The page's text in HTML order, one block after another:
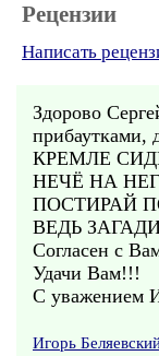
Рецензии
Написать
Здорово
КРЕМЛЕ
НЕЧЁ НА
ПОСТИРАЙ
ВЕДЬ
Согласен с
Удачи Вам!!!
С уважением
Игорь